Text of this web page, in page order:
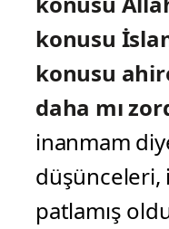
konusu
konusu
daha mı
inanmam
patlamış